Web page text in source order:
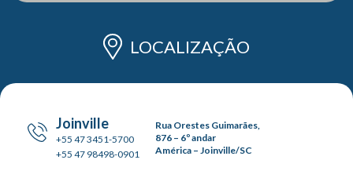
LOCALIZAÇÃO
Joinville
+55 47 3451-5700
+55 47 98498-0901
Rua Orestes Guimarães,
876 – 6º andar
América – Joinville/SC